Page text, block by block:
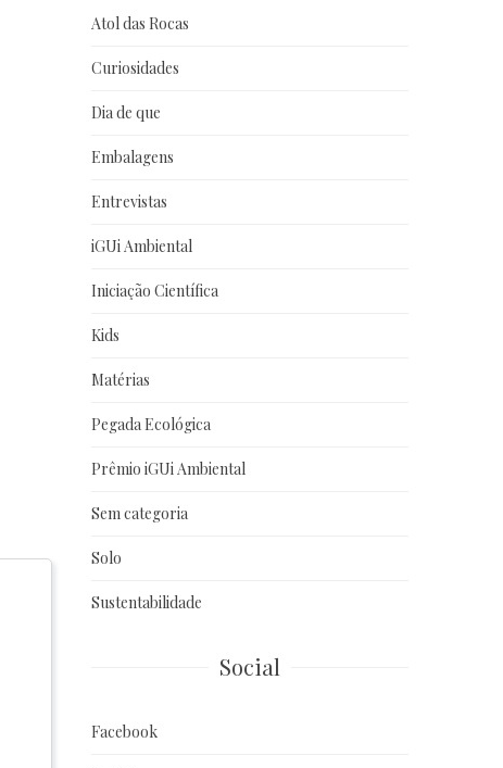
Atol das Rocas
Curiosidades
Dia de que
Embalagens
Entrevistas
iGUi Ambiental
Iniciação Científica
Kids
Matérias
Pegada Ecológica
Prêmio iGUi Ambiental
Sem categoria
Solo
Sustentabilidade
Social
Facebook